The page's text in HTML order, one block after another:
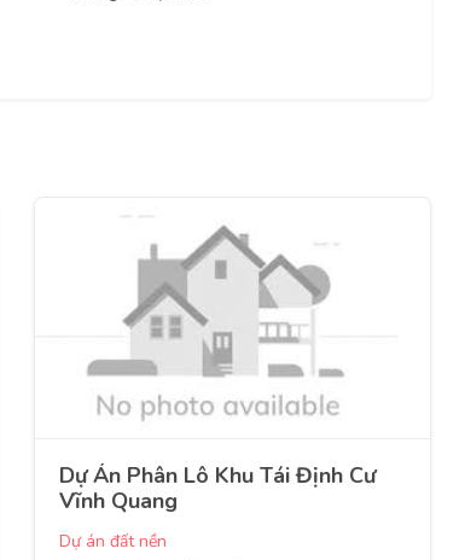
Dự Án Phân Lô Khu Tái Định Cư
Vĩnh Quang
Dự án đất nền